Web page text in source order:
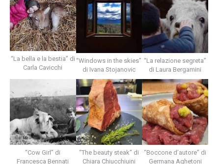
“La bella e la bestia” di
Carla Cavicchi
“Windows in the skies”
di Ivana Stojanovic
“La relazione segreta”
di Laura Bergamini
“Cow Girl” di
Francesca Bennati
“The beauty steak” di
Chiara Chiucchiuini
“Boccone d’autore” di
Germana Aghetoni